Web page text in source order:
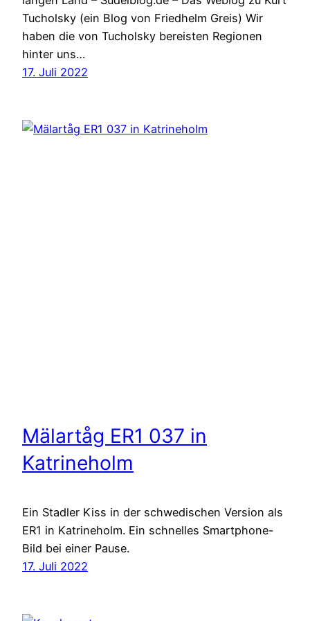
Tucholsky (ein Blog von Friedhelm Greis) Wir
haben die von Tucholsky bereisten Regionen
hinter uns…
17. Juli 2022
Mälartåg ER1 037 in
Katrineholm
Ein Stadler Kiss in der schwedischen Version als
ER1 in Katrineholm. Ein schnelles Smartphone-
Bild bei einer Pause.
17. Juli 2022